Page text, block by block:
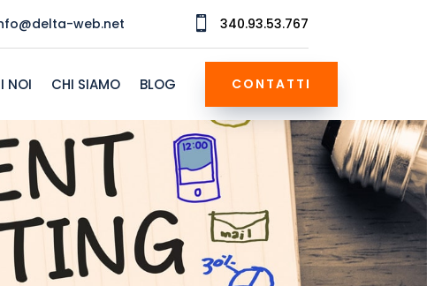
NOI CHI SIAMO BLOG CONTATTI
web.net  340.93.53.767